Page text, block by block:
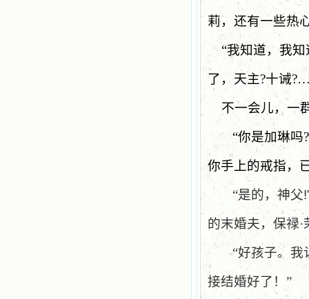
莉，还有一些热
“我知道，我知
了，天主?十诫
不一会儿，一
“你是加琳吗
你手上的戒指，
“是的，神父
的末婚夫，保禄
“好孩子。我
接结婚好了！”